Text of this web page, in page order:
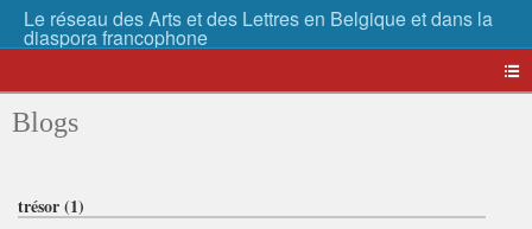
Blogs
trésor (1)